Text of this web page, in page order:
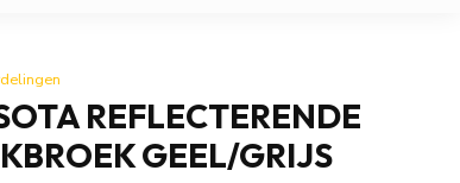
REFLECTERENDE
GEEL/GRIJS